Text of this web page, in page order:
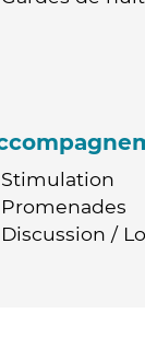
Stimulation
Promenades
Discussion /